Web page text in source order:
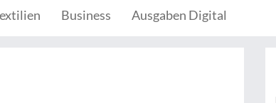
Business Ausgaben Digital